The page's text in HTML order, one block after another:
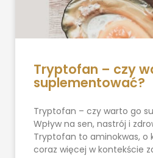
Tryptofan – czy
suplementować?
Tryptofan – czy warto go
Wpływ na sen, nastrój i
Tryptofan to aminokwas, o
coraz więcej w kontekście